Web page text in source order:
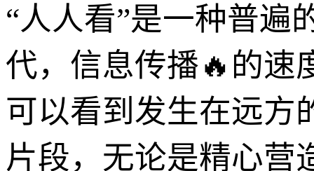
“人人看”是一种普遍
代，信息传播🔥的速
可以看到发生在远方
片段，无论是精心营